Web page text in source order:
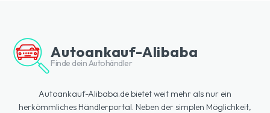
Autoankauf-Alibaba
Finde dein Autohändler
Autoankauf-Alibaba.de bietet weit mehr als nur ein
herkömmliches Händlerportal. Neben der simplen Möglichkeit,